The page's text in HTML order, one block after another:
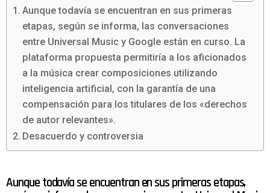
Aunque todavía se encuentran en sus primeras
etapas, según se informa, las conversaciones
entre Universal Music y Google están en curso. La
plataforma propuesta permitiría a los aficionados
a la música crear composiciones utilizando
inteligencia artificial, con la garantía de una
compensación para los titulares de los «derechos
de autor relevantes».
Desacuerdo y controversia
Aunque todavía se encuentran en sus primeras etapas,